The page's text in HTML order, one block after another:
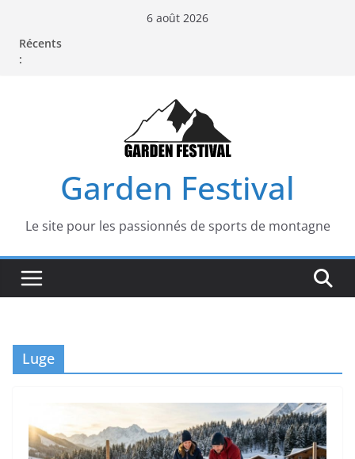
contenu
6 août 2026
Récents
:
Garden Festival
Le site pour les passionnés de sports de montagne
Luge